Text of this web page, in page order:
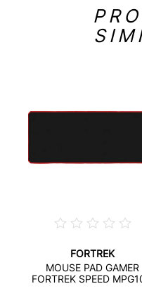
FORTREK
MOUSE PAD GAMER
FORTREK SPEED